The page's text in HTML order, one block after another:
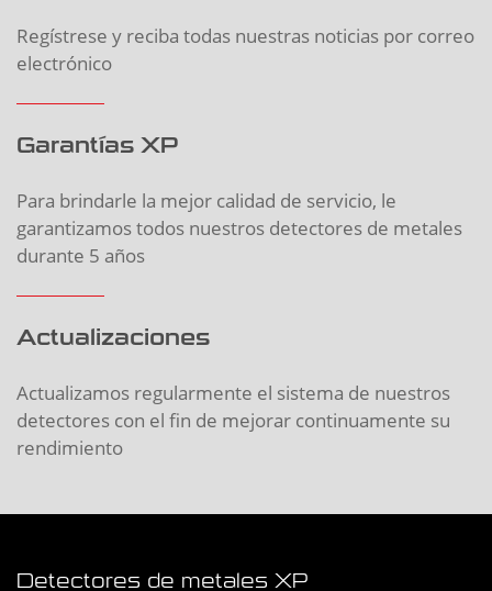
Regístrese y reciba todas nuestras noticias por correo
electrónico
Garantías XP
Para brindarle la mejor calidad de servicio, le
garantizamos todos nuestros detectores de metales
durante 5 años
Actualizaciones
Actualizamos regularmente el sistema de nuestros
detectores con el fin de mejorar continuamente su
rendimiento
Detectores de metales XP